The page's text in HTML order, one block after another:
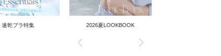
速乾ブラ特集 2026夏LOOKBOOK